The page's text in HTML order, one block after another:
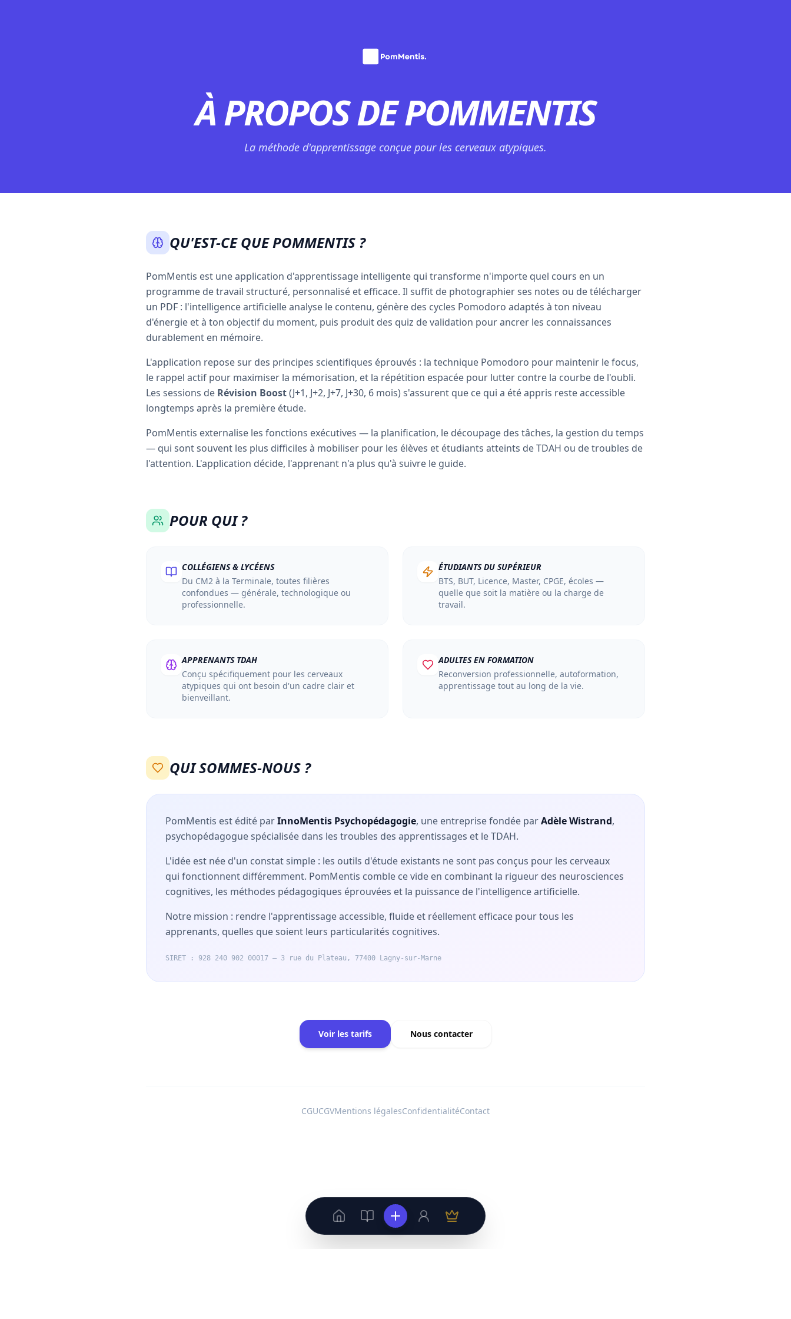
À PROPOS DE POMMENTIS
La méthode d'apprentissage conçue pour les cerveaux atypiques.
QU'EST-CE QUE POMMENTIS ?
PomMentis est une application d'apprentissage intelligente qui transforme n'importe quel cours en un
programme de travail structuré, personnalisé et efficace. Il suffit de photographier ses notes ou de télécharger
un PDF : l'intelligence artificielle analyse le contenu, génère des cycles Pomodoro adaptés à ton niveau
d'énergie et à ton objectif du moment, puis produit des quiz de validation pour ancrer les connaissances
durablement en mémoire.
L'application repose sur des principes scientifiques éprouvés : la technique Pomodoro pour maintenir le focus,
le rappel actif pour maximiser la mémorisation, et la répétition espacée pour lutter contre la courbe de l'oubli.
Les sessions de Révision Boost(J+1, J+2, J+7, J+30, 6 mois) s'assurent que ce qui a été appris reste accessible
longtemps après la première étude.
PomMentis externalise les fonctions exécutives — la planification, le découpage des tâches, la gestion du temps
— qui sont souvent les plus difficiles à mobiliser pour les élèves et étudiants atteints de TDAH ou de troubles de
l'attention. L'application décide, l'apprenant n'a plus qu'à suivre le guide.
POUR QUI ?
COLLÉGIENS & LYCÉENS
Du CM2 à la Terminale, toutes filières
confondues — générale, technologique ou
professionnelle.
ÉTUDIANTS DU SUPÉRIEUR
BTS, BUT, Licence, Master, CPGE, écoles —
quelle que soit la matière ou la charge de
travail.
APPRENANTS TDAH
Conçu spécifiquement pour les cerveaux
atypiques qui ont besoin d'un cadre clair et
bienveillant.
ADULTES EN FORMATION
Reconversion professionnelle, autoformation,
apprentissage tout au long de la vie.
QUI SOMMES-NOUS ?
PomMentis est édité parInnoMentis Psychopédagogie, une entreprise fondée parAdèle Wistrand,
psychopédagogue spécialisée dans les troubles des apprentissages et le TDAH.
L'idée est née d'un constat simple : les outils d'étude existants ne sont pas conçus pour les cerveaux
qui fonctionnent différemment. PomMentis comble ce vide en combinant la rigueur des neurosciences
cognitives, les méthodes pédagogiques éprouvées et la puissance de l'intelligence artificielle.
Notre mission : rendre l'apprentissage accessible, fluide et réellement efficace pour tous les
apprenants, quelles que soient leurs particularités cognitives.
SIRET : 928 240 902 00017 — 3 rue du Plateau, 77400 Lagny-sur-Marne
Voir les tarifs Nous contacter
CGUCGVMentions légalesConfidentialitéContact